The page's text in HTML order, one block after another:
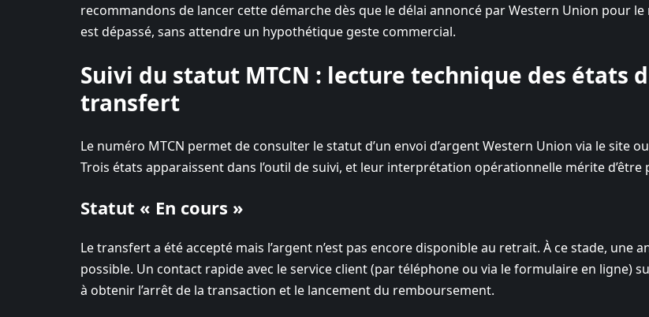
recommandons de lancer cette démarche dès que le délai annoncé par Western Union pour
est dépassé, sans attendre un hypothétique geste commercial.
Suivi du statut MTCN : lecture technique des états
transfert
Le numéro MTCN permet de consulter le statut d’un envoi d’argent Western Union via le site
Trois états apparaissent dans l’outil de suivi, et leur interprétation opérationnelle mérite d’être
Statut « En cours »
Le transfert a été accepté mais l’argent n’est pas encore disponible au retrait. À ce stade, une
possible. Un contact rapide avec le service client (par téléphone ou via le formulaire en ligne)
à obtenir l’arrêt de la transaction et le lancement du remboursement.